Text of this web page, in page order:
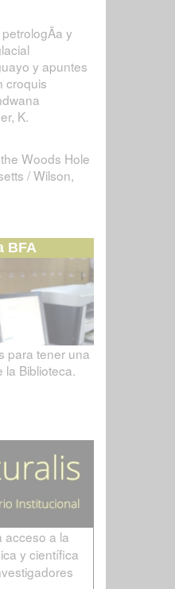
y
y apuntes
croquis
K.
Woods Hole
/ Wilson,
BFA
para tener una
la Biblioteca.
acceso a la
y científica